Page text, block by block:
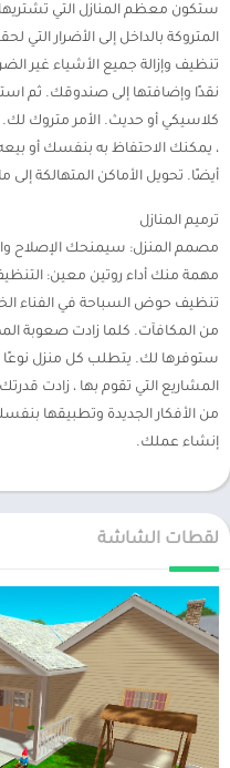
ستكون معظم المنازل التي تشتريها
المتروكة بالداخل إلى الأضرار
تنظيف وإزالة جميع الأشياء غير
نقدًا وإضافتها إلى صندوقك. ثم
كلاسيكي أو حديث. الأمر متروك لك.
، يمكنك الاحتفاظ به بنفسك أو
أيضًا. تحويل الأماكن المتهالكة
ترميم المنازل
مصمم المنزل: سيمنحك الإصلاح
مهمة منك أداء روتين معين: التنظيف
تنظيف حوض السباحة في الفناء
من المكافآت. كلما زادت صعوبة
ستوفرها لك. يتطلب كل منزل نوعًا
المشاريع التي تقوم بها ، زادت
من الأفكار الجديدة وتطبيقها
إنشاء عملك.
لقطات الشاشة